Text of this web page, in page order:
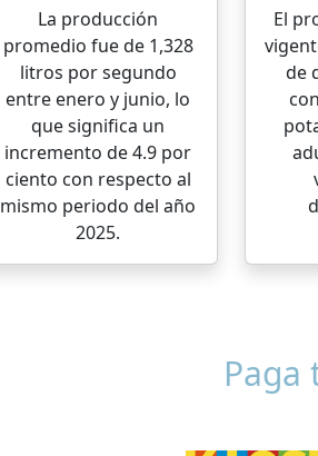
La producción
promedio fue de 1,328
litros por segundo
entre enero y junio, lo
que significa un
incremento de 4.9 por
ciento con respecto al
mismo periodo del año
2025.
El
de
Paga